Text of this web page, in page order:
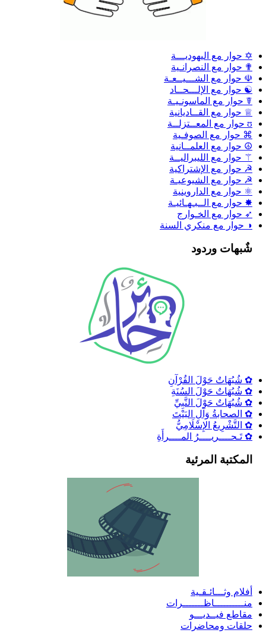
✡ حوار مع اليهوديـــة
✟ حوار مع النصرانـية
☫ حوار مع الشـــيــعـة
☯ حوار مع الإلـــحــاد
☤ حوار مع الماسونـيـة
♕ حوار مع القــاديانية
ʊ حوار مع المعــتزلــة
⌘ حوار مع الصوفـية
☮ حوار مع العلمــانية
⚚ حوار مع الليبراليــة
☭ حوار مع الإشتراكية
☭ حوار مع الشيوعيـة
⚛ حوار مع الداروينية
✸ حوار مع الــبـهـائيـة
➶ حوار مع الخـوارج
◑ حوار مع منكري السنة
شٌبهات وردود
✿ شُبُهَاتٌ حَوْلَ القُرْآنِ
✿ شُبُهَاتٌ حَوْلَ السُنَةِ
✿ شُبُهَاتٌ حَوْلَ النَّبِيِّ
✿ الصحابةُ وَآلِ البَيْتَ
✿ التَّشْرِيعُ الإِسْلَامِيُّ
✿ تَـحــــريــــرُ المــــرأَةِ
المكتبة المرئية
أفلام وثـــائـقـية
منــــــــــاظـــــــرات
مقاطع فيــديـــو
حلقات ومحاضرات